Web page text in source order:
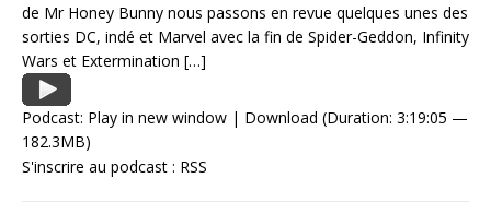
de Mr Honey Bunny nous passons en revue quelques unes des
sorties DC, indé et Marvel avec la fin de Spider-Geddon, Infinity
Wars et Extermination […]
Podcast: Play in new window | Download (Duration: 3:19:05 —
182.3MB)
S'inscrire au podcast : RSS